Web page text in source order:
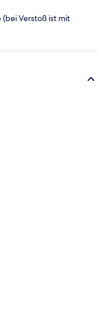
Verstoß ist mit